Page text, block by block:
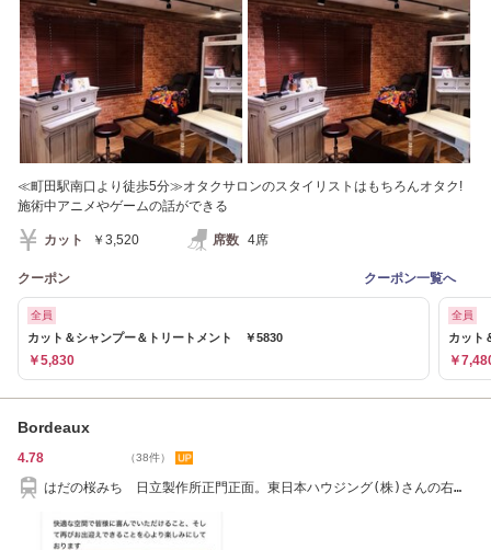
≪町田駅南口より徒歩5分≫オタクサロンのスタイリストはもちろんオタク!
施術中アニメやゲームの話ができる
カット ￥3,520 席数 4席
クーポン クーポン一覧へ
全員
カット＆シャンプー＆トリートメント ￥5830
￥5,830
全員
カット
￥
Bordeaux
4.78 （38件）
はだの桜みち 日立製作所正門正面。東日本ハウジング(株)さんの右